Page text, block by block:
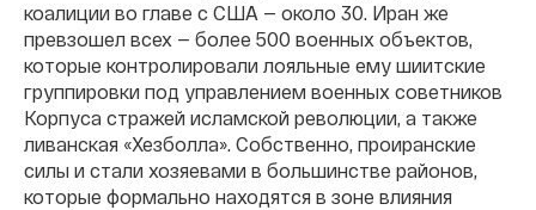
коалиции во главе с США — около 30. Иран же
превзошел всех — более 500 военных объектов,
которые контролировали лояльные ему шиитские
группировки под управлением военных советников
Корпуса стражей исламской революции, а также
ливанская «Хезболла». Собственно, проиранские
силы и стали хозяевами в большинстве районов,
которые формально находятся в зоне влияния